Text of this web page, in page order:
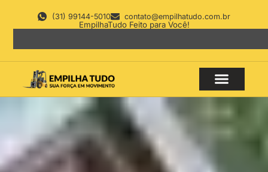
(31) 99144-5010 contato@empilhatudo.com.br
EmpilhaTudo Feito para Você!